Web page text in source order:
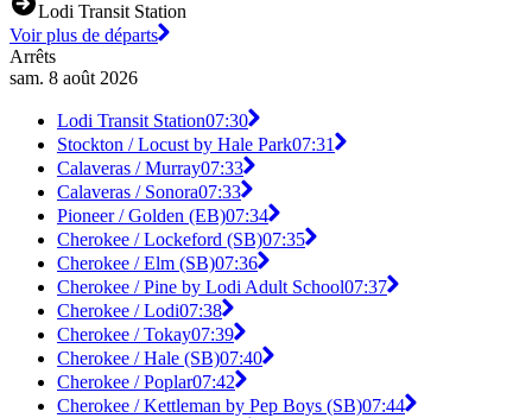
Lodi Transit Station
Voir plus de départs
Arrêts
sam. 8 août 2026
Lodi Transit Station07:30
Stockton / Locust by Hale Park07:31
Calaveras / Murray07:33
Calaveras / Sonora07:33
Pioneer / Golden (EB)07:34
Cherokee / Lockeford (SB)07:35
Cherokee / Elm (SB)07:36
Cherokee / Pine by Lodi Adult School07:37
Cherokee / Lodi07:38
Cherokee / Tokay07:39
Cherokee / Hale (SB)07:40
Cherokee / Poplar07:42
Cherokee / Kettleman by Pep Boys (SB)07:44